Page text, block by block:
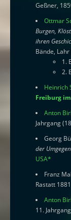
Geßner,
Ottmar
Burgen,
ihren
Bände,
1.
2.
Heinrich
Freiburg
Anton
Jahrgang
Georg
der
USA*
Franz
Rastatt 1881
Anton
11.